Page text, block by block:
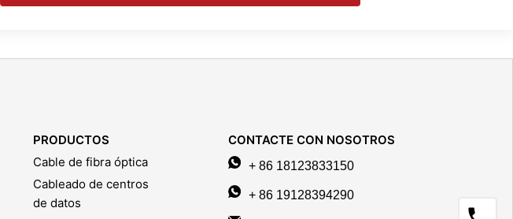
PRODUCTOS
Cable de fibra óptica
Cableado de centros
de datos
CONTACTE CON NOSOTROS
+ 86 18123833150
+ 86 19128394290